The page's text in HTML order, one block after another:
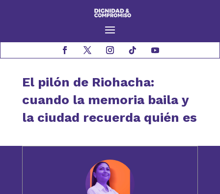
El pilón de Riohacha:
cuando la memoria baila y
la ciudad recuerda quién es